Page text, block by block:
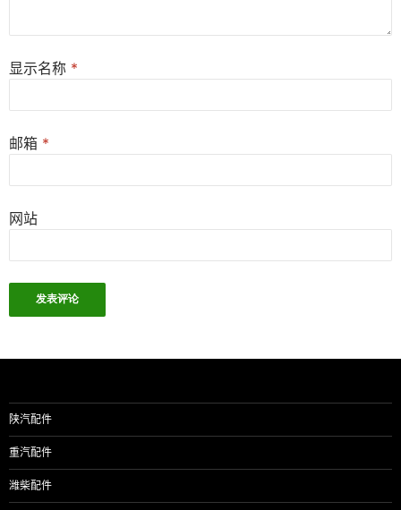
显示名称 *
邮箱 *
网站
陕汽配件
重汽配件
潍柴配件